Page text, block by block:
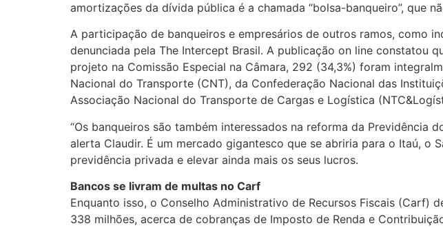
amortizações da dívida pública é a chamada “bolsa-banqueiro”, que
A participação de banqueiros e empresários de outros ramos, como
denunciada pela The Intercept Brasil. A publicação on line constatou
projeto na Comissão Especial na Câmara, 292 (34,3%) foram
Nacional do Transporte (CNT), da Confederação Nacional das
Associação Nacional do Transporte de Cargas e Logística
“Os banqueiros são também interessados na reforma da Previdência
alerta Claudir. É um mercado gigantesco que se abriria para o Itaú, o
previdência privada e elevar ainda mais os seus lucros.
Bancos se livram de multas no Carf
Enquanto isso, o Conselho Administrativo de Recursos Fiscais (Carf)
338 milhões, acerca de cobranças de Imposto de Renda e